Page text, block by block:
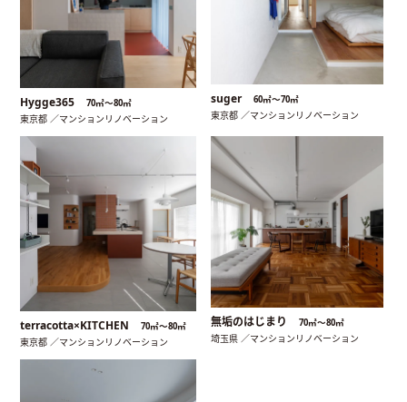
Hygge365 70㎡〜80㎡
東京都 ／マンションリノベーション
suger 60㎡〜70㎡
東京都 ／マンションリノベーション
terracotta×KITCHEN 70㎡〜80㎡
東京都 ／マンションリノベーション
無垢のはじまり 70㎡〜80㎡
埼玉県 ／マンションリノベーション